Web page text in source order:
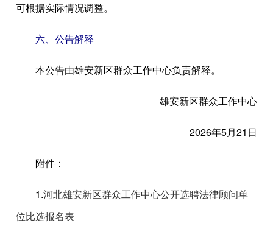
可根据实际情况调整。
六、公告解释
本公告由雄安新区群众工作中心负责解释。
雄安新区群众工作中心
2026年5月21日
附件：
1.河北雄安新区群众工作中心公开选聘法律顾问单
位比选报名表